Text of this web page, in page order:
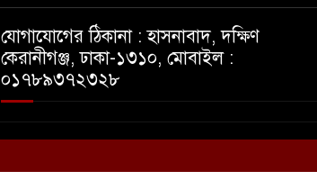
যোগাযোগের ঠিকানা : হাসনাবাদ, দক্ষিণ
কেরানীগঞ্জ, ঢাকা-১৩১০, মোবাইল :
০১৭৮৯৩৭২৩২৮